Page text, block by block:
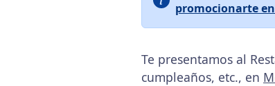
promocionarte
Te presentamos al
cumpleaños, etc., en